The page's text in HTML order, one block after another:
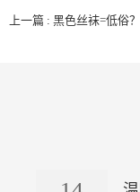
上一篇 : 黑色丝袜=低俗